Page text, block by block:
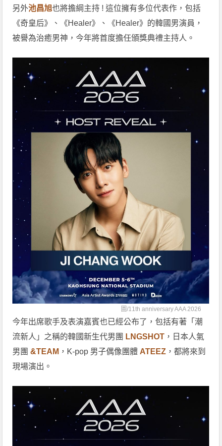
另外池昌旭也將擔綱主持 ! 這位擁有多位代表作，包括
《奇皇后》、《Healer》、《Healer》的韓國男演員，
被譽為治癒男神，今年將首度擔任頒獎典禮主持人。
圖/11th anniversary AAA 2026
今年出席歌手及表演嘉賓也已經公布了，包括有著「潮
流新人」之稱的韓國新生代男團 LNGSHOT ，日本人氣
男團 &TEAM ，K-pop 男子偶像團體 ATEEZ ，都將來到
現場演出。